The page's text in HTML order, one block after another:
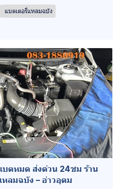
แบตเตอรี่แหลมฉบัง
บตหมด ส่งด่วน 24ชม ร้าน
ลมฉบัง – อ่าวอุดม